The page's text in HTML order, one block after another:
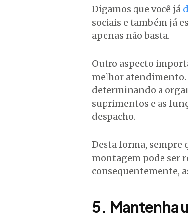
Digamos que você já
sociais e também já
apenas não basta.
Outro aspecto
melhor atendimento.
determinando a
suprimentos e as
despacho.
Desta forma, sempre
montagem pode ser
consequentemente,
5. Mantenha